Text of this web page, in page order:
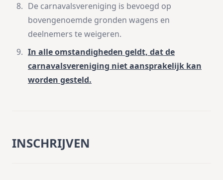
De carnavalsvereniging is bevoegd op
bovengenoemde gronden wagens en
deelnemers te weigeren.
In alle omstandigheden geldt, dat de
carnavalsvereniging niet aansprakelijk kan
worden gesteld.
INSCHRIJVEN